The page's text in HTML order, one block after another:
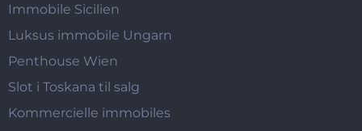
Immobile Sicilien
Luksus immobile Ungarn
Penthouse Wien
Slot i Toskana til salg
Kommercielle immobiles